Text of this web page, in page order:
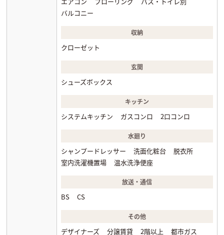
バルコニー
収納
クローゼット
玄関
シューズボックス
キッチン
システムキッチン ガスコンロ 2口コンロ
水廻り
シャンプードレッサー 洗面化粧台
脱衣所
室内洗濯機置場
温水洗浄便座
放送・通信
BS CS
その他
デザイナーズ 分譲賃貸 2階以上 都市ガス